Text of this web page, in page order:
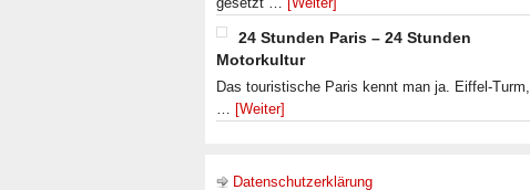
24 Stunden Paris – 24 Stunden
Motorkultur
Das touristische Paris kennt man ja. Eiffel-Turm,
… [Weiter]
Datenschutzerklärung